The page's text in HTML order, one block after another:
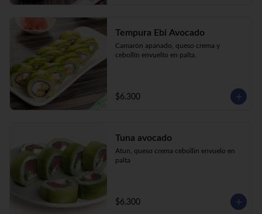
Tempura Ebi Avocado
Camarón apanado, queso crema y
cebollín envuelto en palta.
$6.300
Tuna avocado
Atun, queso crema cebollin envuelo en
palta
$6.300